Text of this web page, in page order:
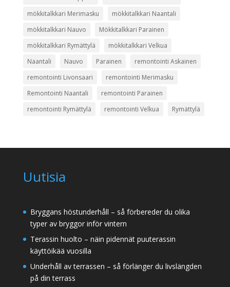
mökkitalkkari Merimasku
mökkitalkkari Naantali
mökkitalkkari Nauvo
Mökkitalkkari Parainen
mökkitalkkari Rymättylä
mökkitalkkari Velkua
Naantali
Nauvo Parainen
remontointi Askainen
remontointi Livonsaari
remontointi Merimasku
Remontointi Naantali
remontointi Parainen
remontointi Rymättylä
remontointi Velkua Rymättylä
Uutisia
Bryggans höstunderhåll – så förbereder du olika
typer av bryggor inför vintern
Terassin huolto – näin pidennät puuterassin
käyttöikää vuosilla
Underhåll av terrassen – så förlänger du livslängden
på din terrass